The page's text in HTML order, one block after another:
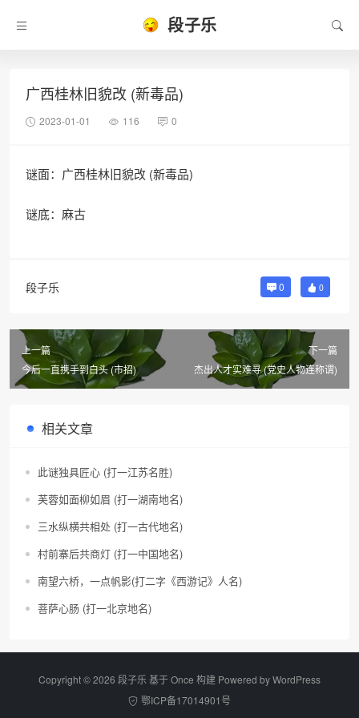
段子乐
广西桂林旧貌改 (新毒品)
2023-01-01 116 0
谜面：广西桂林旧貌改 (新毒品)
谜底：麻古
段子乐 0 0
上一篇
今后一直携手到白头 (市招)
下一篇
杰出人才实难寻 (党史人物连称谓)
相关文章
此谜独具匠心 (打一江苏名胜)
芙蓉如面柳如眉 (打一湖南地名)
三水纵横共相处 (打一古代地名)
村前寨后共商灯 (打一中国地名)
南望六桥，一点帆影(打二字《西游记》人名)
菩萨心肠 (打一北京地名)
Copyright © 2026 段子乐 基于 Once 构建 Powered byWordPress
鄂ICP备17014901号